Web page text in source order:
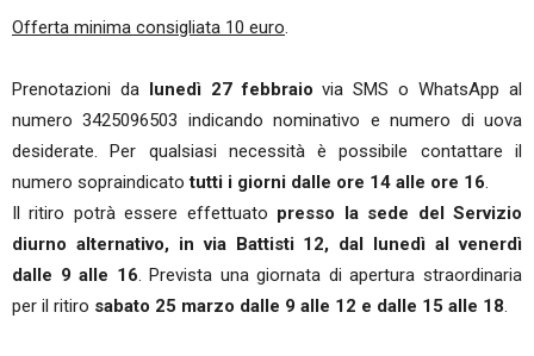
Offerta minima consigliata 10 euro.
Prenotazioni da lunedì 27 febbraiovia SMS o WhatsApp al
numero 3425096503 indicando nominativo e numero di uova
desiderate. Per qualsiasi necessità è possibile contattare il
numero sopraindicatotutti i giorni dalle ore 14 alle ore 16.
Il ritiro potrà essere effettuato presso la sede del Servizio
diurno alternativo, in via Battisti 12, dal lunedì al venerdì
dalle 9 alle 16. Prevista una giornata di apertura straordinaria
per il ritiro sabato 25 marzo dalle 9 alle 12 e dalle 15 alle 18.